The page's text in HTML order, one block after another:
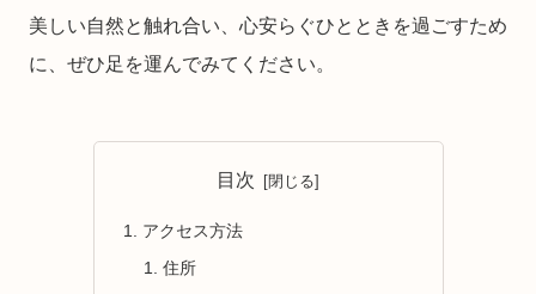
美しい自然と触れ合い、心安らぐひとときを過ごすため
に、ぜひ足を運んでみてください。
目次
アクセス方法
住所